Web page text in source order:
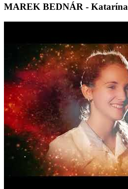
MAREK BEDNÁR - Katarína